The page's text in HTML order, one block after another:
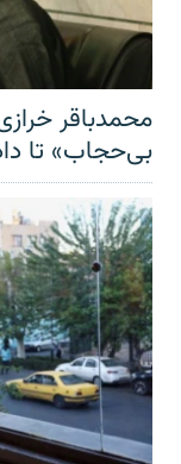
محمدباقر
بی‌حجاب» تا